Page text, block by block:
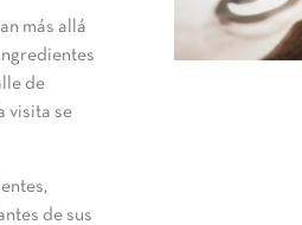
más allá
de
visita se
de sus